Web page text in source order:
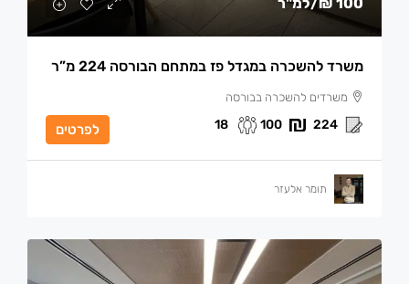
משרד להשכרה במגדל פז במתחם הבורסה 224 מ”ר
משרדים להשכרה בבורסה
224
100
18 לפרטים
תומר אלעזר